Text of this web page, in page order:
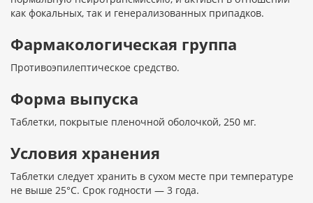
как фокальных, так и генерализованных припадков.
Фармакологическая группа
Противоэпилептическое средство.
Форма выпуска
Таблетки, покрытые пленочной оболочкой, 250 мг.
Условия хранения
Таблетки следует хранить в сухом месте при температуре
не выше 25°C. Срок годности — 3 года.